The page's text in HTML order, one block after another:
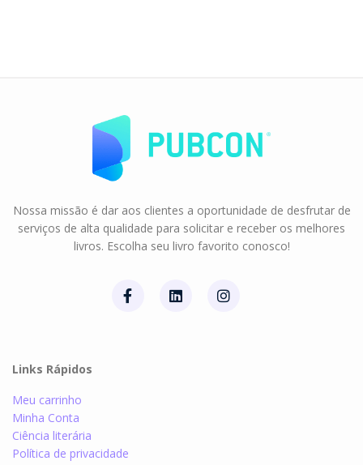
Nossa missão é dar aos clientes a oportunidade de desfrutar de
serviços de alta qualidade para solicitar e receber os melhores
livros. Escolha seu livro favorito conosco!
Links Rápidos
Meu carrinho
Minha Conta
Ciência literária
Política de privacidade